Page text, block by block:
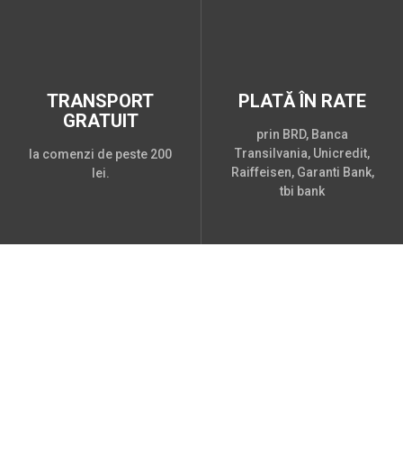
TRANSPORT
GRATUIT
la comenzi de peste 200
lei.
PLATĂ ÎN RATE
prin BRD, Banca
Transilvania, Unicredit,
Raiffeisen, Garanti Bank,
tbi bank